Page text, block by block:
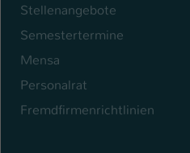
Stellenangebote
Semestertermine
Mensa
Personalrat
Fremdfirmenrichtlinien